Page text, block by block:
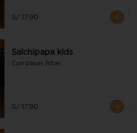
S/ 17.90
Salchipapa kids
Con papas fritas
S/ 17.90